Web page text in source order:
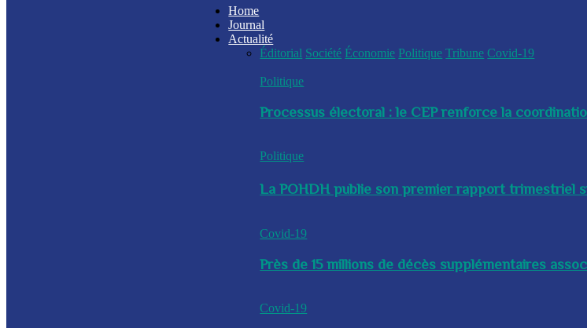
Home
Journal
Actualité
Éditorial Société Économie Politique Tribune Covid-19
Politique
Processus électoral : le CEP renforce la
Politique
La POHDH publie son premier rapport trimestriel
Covid-19
Près de 15 millions de décès supplémentaires
Covid-19